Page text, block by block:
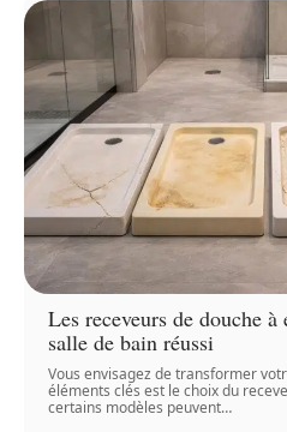
Les receveurs de douche
salle de bain réussi
Vous envisagez de transformer
éléments clés est le choix du
certains modèles peuvent…